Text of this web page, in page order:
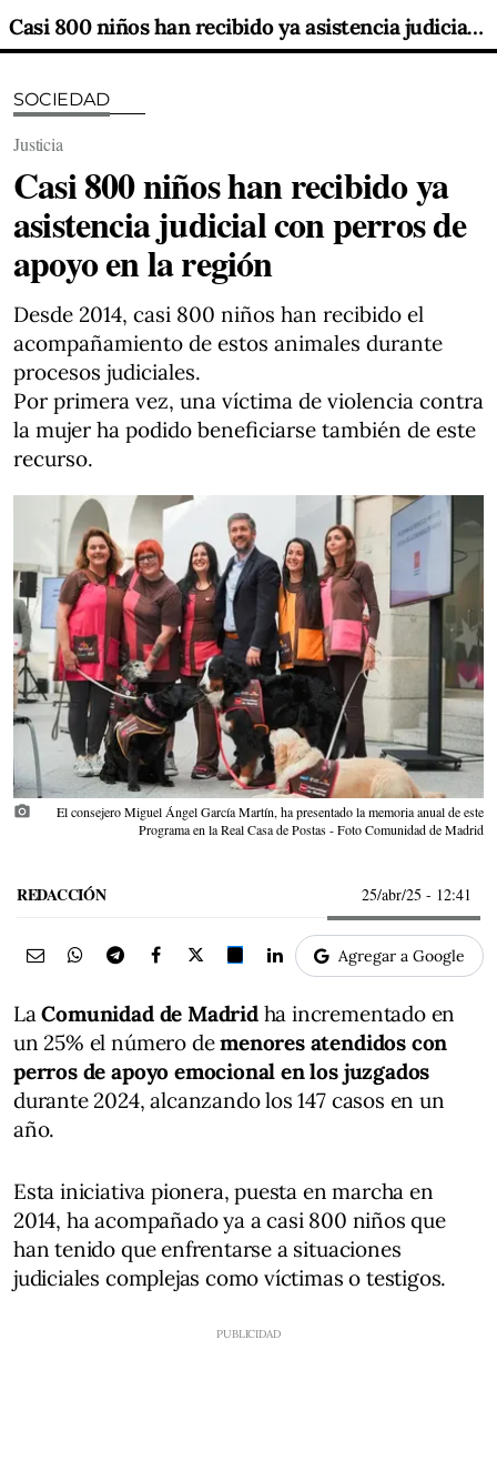
Casi 800 niños han recibido ya asistencia judicial con perros de apoyo en la región
SOCIEDAD
Justicia
Casi 800 niños han recibido ya
asistencia judicial con perros de
apoyo en la región
Desde 2014, casi 800 niños han recibido el
acompañamiento de estos animales durante
procesos judiciales.
Por primera vez, una víctima de violencia contra
la mujer ha podido beneficiarse también de este
recurso.
photo_camera
El consejero Miguel Ángel García Martín, ha presentado la memoria anual de este
Programa en la Real Casa de Postas - Foto Comunidad de Madrid
REDACCIÓN 25/abr/25 - 12:41
Agregar a Google
LaComunidad de Madridha incrementado en
un 25% el número demenores atendidos con
perros de apoyo emocional en los juzgados
durante 2024, alcanzando los 147 casos en un
año.
Esta iniciativa pionera, puesta en marcha en
2014, ha acompañado ya a casi 800 niños que
han tenido que enfrentarse a situaciones
judiciales complejas como víctimas o testigos.